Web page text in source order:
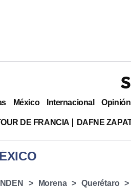
México Internacional Opinión
DE FRANCIA DAFNE
Morena Querétaro